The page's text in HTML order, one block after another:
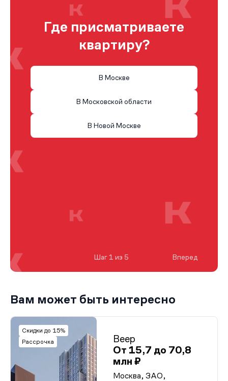
Где присматриваете
квартиру?
В Москве
В Московской области
В Новой Москве
Шаг 1 из 5 Вперед
Вам может быть интересно
Скидки до 15%
Рассрочка
Веер
От 15,7 до 70,8
млн ₽
Москва, ЗАО,